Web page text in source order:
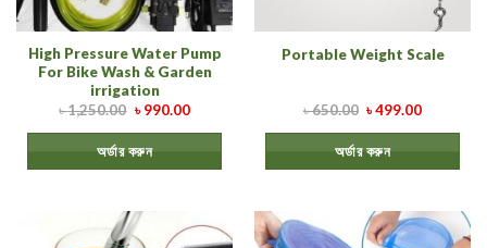
High Pressure Water Pump
For Bike Wash & Garden
irrigation
৳1,250.00 ৳990.00
অর্ডার করুন
Portable Weight Scale
৳650.00 ৳499.00
অর্ডার করুন